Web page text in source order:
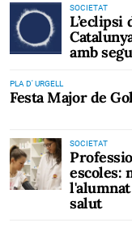
SOCIETAT
L’eclipsi
amb
PLA D' URGELL
Festa Major de
SOCIETAT
escoles:
salut